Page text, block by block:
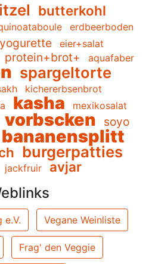
butterkohl
erdbeerboden
eier+salat
protein+brot+ aquafaber
spargeltorte
kichererbsenbrot
kasha mexikosalat
vorbscken soyo
bananensplitt
burgerpatties
jackfruir avjar
e.V. Vegane Weinliste
Frag' den Veggie